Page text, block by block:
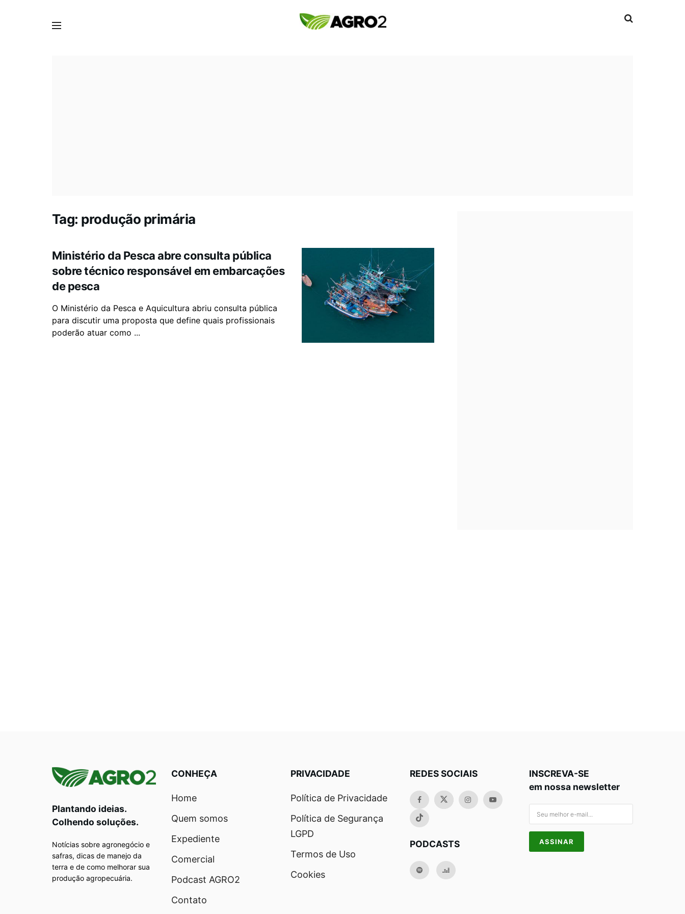
Tag: produção primária
Ministério da Pesca abre consulta pública
sobre técnico responsável em embarcações
de pesca
O Ministério da Pesca e Aquicultura abriu consulta pública
para discutir uma proposta que define quais profissionais
poderão atuar como ...
Plantando ideias.
Colhendo soluções.
Notícias sobre agronegócio e
safras, dicas de manejo da
terra e de como melhorar sua
produção agropecuária.
CONHEÇA
Home
Quem somos
Expediente
Comercial
Podcast AGRO2
Contato
PRIVACIDADE
Política de Privacidade
Política de Segurança
LGPD
Termos de Uso
Cookies
REDES SOCIAIS
PODCASTS
INSCREVA-SE
em nossa newsletter